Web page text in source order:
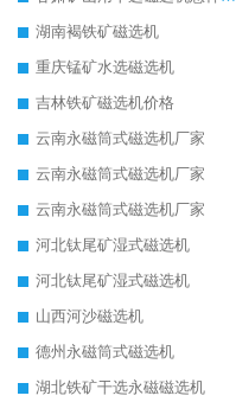
湖南褐铁矿磁选机
重庆锰矿水选磁选机
吉林铁矿磁选机价格
云南永磁筒式磁选机厂家
云南永磁筒式磁选机厂家
云南永磁筒式磁选机厂家
河北钛尾矿湿式磁选机
河北钛尾矿湿式磁选机
山西河沙磁选机
德州永磁筒式磁选机
湖北铁矿干选永磁磁选机